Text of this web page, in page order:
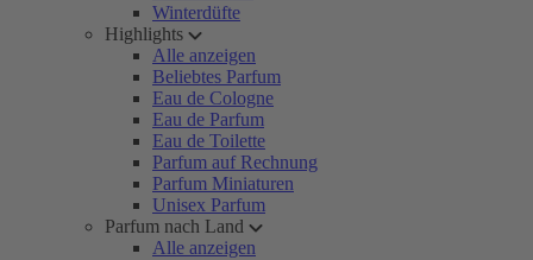
Winterdüfte
Highlights
Alle anzeigen
Beliebtes Parfum
Eau de Cologne
Eau de Parfum
Eau de Toilette
Parfum auf Rechnung
Parfum Miniaturen
Unisex Parfum
Parfum nach Land
Alle anzeigen